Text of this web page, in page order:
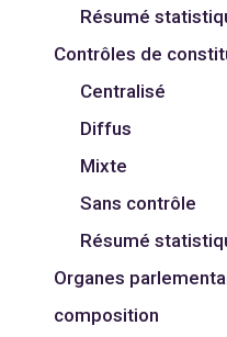
Résumé
Contrôles de
Centralisé
Diffus
Mixte
Sans contrôle
Résumé
Organes
composition